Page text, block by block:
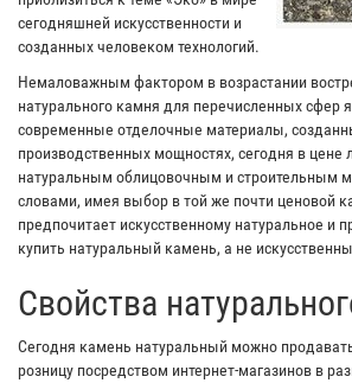
сегодняшней искусственности и
созданных человеком технологий.
Немаловажным фактором в возрастании
натурального камня для перечисленных сфер
современные отделочные материалы,
производственных мощностях, сегодня в цене
натуральным облицовочным и строительным
словами, имея выбор в той же почти ценовой
предпочитает искусственному натуральное и
купить натуральный камень, а не
Свойства
Сегодня камень натуральный можно
розницу посредством интернет-магазинов в